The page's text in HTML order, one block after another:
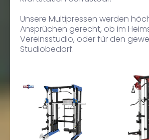
Unsere Multipressen werden
Ansprüchen gerecht, ob im
Vereinsstudio, oder für den
Studiobedarf.